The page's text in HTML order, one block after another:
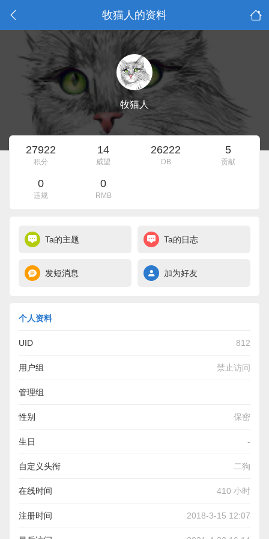
牧猫人的资料
牧猫人
27922
积分
14
威望
26222
DB
5
贡献
0
违规
0
RMB
Ta的主题 Ta的日志
发短消息 加为好友
个人资料
UID 812
用户组 禁止访问
管理组
性别 保密
生日 -
自定义头衔 二狗
在线时间 410 小时
注册时间 2018-3-15 12:07